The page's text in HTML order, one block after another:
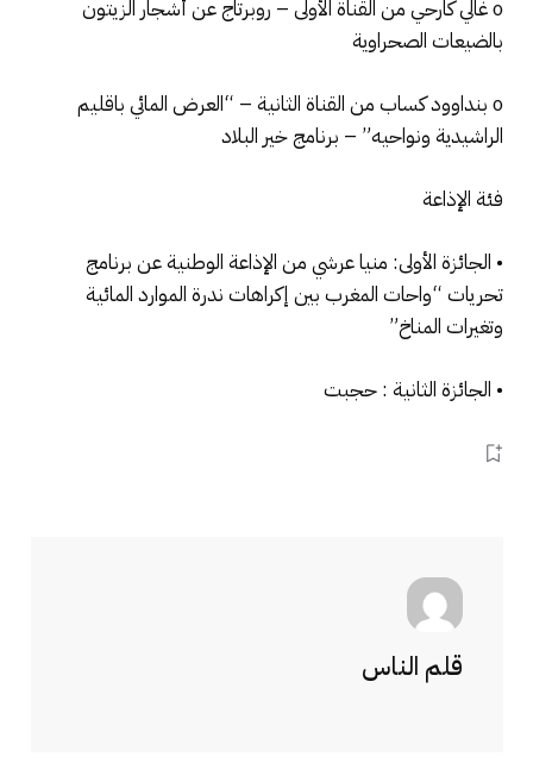
o غالي كارحي من القناة الأولى – روبرتاج عن أشجار الزيتون
بالضيعات الصحراوية
o بنداوود كساب من القناة الثانية – “العرض المائي باقليم
الراشيدية ونواحيه” – برنامج خير البلاد
فئة الإذاعة
• الجائزة الأولى: منيا عرشي من الإذاعة الوطنية عن برنامج
تحريات “واحات المغرب بين إكراهات ندرة الموارد المائية
وتغيرات المناخ”
• الجائزة الثانية : حجبت
قلم الناس